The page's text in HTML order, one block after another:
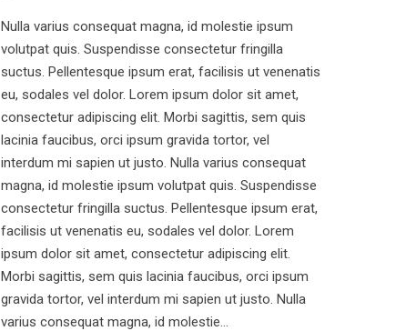
Nulla varius consequat magna, id molestie ipsum
volutpat quis. Suspendisse consectetur fringilla
suctus. Pellentesque ipsum erat, facilisis ut venenatis
eu, sodales vel dolor. Lorem ipsum dolor sit amet,
consectetur adipiscing elit. Morbi sagittis, sem quis
lacinia faucibus, orci ipsum gravida tortor, vel
interdum mi sapien ut justo. Nulla varius consequat
magna, id molestie ipsum volutpat quis. Suspendisse
consectetur fringilla suctus. Pellentesque ipsum erat,
facilisis ut venenatis eu, sodales vel dolor. Lorem
ipsum dolor sit amet, consectetur adipiscing elit.
Morbi sagittis, sem quis lacinia faucibus, orci ipsum
gravida tortor, vel interdum mi sapien ut justo. Nulla
varius consequat magna, id molestie…